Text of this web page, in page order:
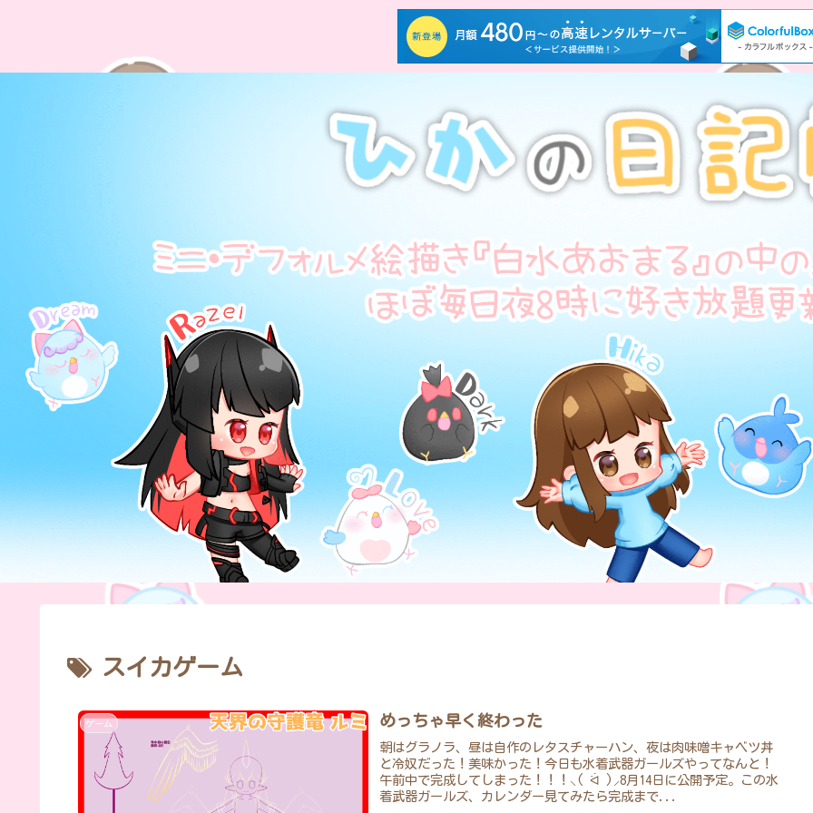
スイカゲーム
ゲーム めっちゃ早く終わった
朝はグラノラ、昼は自作のレタスチャーハン、夜は肉味噌キャベツ丼
と冷奴だった！美味かった！今日も水着武器ガールズやってなんと！
午前中で完成してしまった！！！⸜( ᐛ )⸝8月14日に公開予定。この水
着武器ガールズ、カレンダー見てみたら完成まで...